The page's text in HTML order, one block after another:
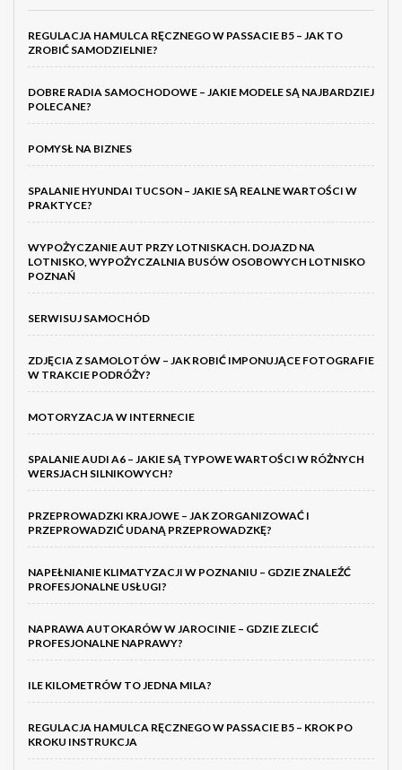
REGULACJA HAMULCA RĘCZNEGO W PASSACIE B5 – JAK TO
ZROBIĆ SAMODZIELNIE?
DOBRE RADIA SAMOCHODOWE – JAKIE MODELE SĄ NAJBARDZIEJ
POLECANE?
POMYSŁ NA BIZNES
SPALANIE HYUNDAI TUCSON – JAKIE SĄ REALNE WARTOŚCI W
PRAKTYCE?
WYPOŻYCZANIE AUT PRZY LOTNISKACH. DOJAZD NA
LOTNISKO, WYPOŻYCZALNIA BUSÓW OSOBOWYCH LOTNISKO
POZNAŃ
SERWISUJ SAMOCHÓD
ZDJĘCIA Z SAMOLOTÓW – JAK ROBIĆ IMPONUJĄCE FOTOGRAFIE
W TRAKCIE PODRÓŻY?
MOTORYZACJA W INTERNECIE
SPALANIE AUDI A6 – JAKIE SĄ TYPOWE WARTOŚCI W RÓŻNYCH
WERSJACH SILNIKOWYCH?
PRZEPROWADZKI KRAJOWE – JAK ZORGANIZOWAĆ I
PRZEPROWADZIĆ UDANĄ PRZEPROWADZKĘ?
NAPEŁNIANIE KLIMATYZACJI W POZNANIU – GDZIE ZNALEŹĆ
PROFESJONALNE USŁUGI?
NAPRAWA AUTOKARÓW W JAROCINIE – GDZIE ZLECIĆ
PROFESJONALNE NAPRAWY?
ILE KILOMETRÓW TO JEDNA MILA?
REGULACJA HAMULCA RĘCZNEGO W PASSACIE B5 – KROK PO
KROKU INSTRUKCJA